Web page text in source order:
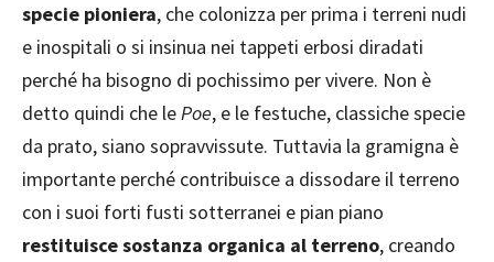
specie pioniera, che colonizza per prima i terreni nudi
e inospitali o si insinua nei tappeti erbosi diradati
perché ha bisogno di pochissimo per vivere. Non è
detto quindi che lePoe, e le festuche, classiche specie
da prato, siano sopravvissute. Tuttavia la gramigna è
importante perché contribuisce a dissodare il terreno
con i suoi forti fusti sotterranei e pian piano
restituisce sostanza organica al terreno, creando